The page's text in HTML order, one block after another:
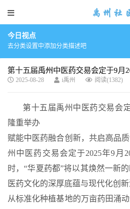
今日视点
去分类设置中添加分类描述吧
第十五届禹州中医药交易会定于9月
2025-08-28 i禹州 阅读(1382)
第十五届禹州中医药交易会
隆重举办
赋能中医药融合创新，共启高品
州中医药交易会定于2025年9月
时，“华夏药都”将以其焕然一新
医药文化的深厚底蕴与现代化创新
从标准化种植基地的万亩药田涌